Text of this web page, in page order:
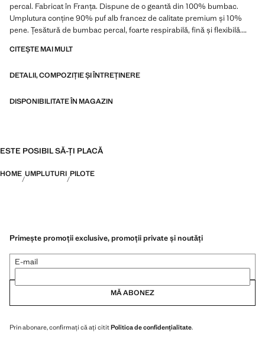
percal. Fabricat în Franța. Dispune de o geantă din 100% bumbac.
Umplutura conține 90% puf alb francez de calitate premium și 10%
pene. Țesătură de bumbac percal, foarte respirabilă, fină și flexibilă.
că puful și penele utilizate sunt de origine etică. Disponibil în mai multe
CITEȘTE MAI MULT
DETALII, COMPOZIȚIE ȘI ÎNTREȚINERE
DISPONIBILITATE ÎN MAGAZIN
ESTE POSIBIL SĂ-ȚI PLACĂ
HOME UMPLUTURI PILOTE
Primește promoții exclusive, promoții private și noutăți
E-mail
MĂ ABONEZ
Prin abonare, confirmați că ați cititPolitica de confidențialitate.